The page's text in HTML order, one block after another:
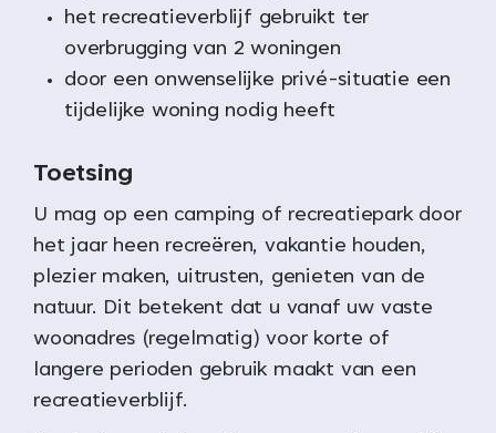
het recreatieverblijf gebruikt ter
overbrugging van 2 woningen
door een onwenselijke privé-situatie een
tijdelijke woning nodig heeft
Toetsing
U mag op een camping of recreatiepark door
het jaar heen recreëren, vakantie houden,
plezier maken, uitrusten, genieten van de
natuur. Dit betekent dat u vanaf uw vaste
woonadres (regelmatig) voor korte of
langere perioden gebruik maakt van een
recreatieverblijf.